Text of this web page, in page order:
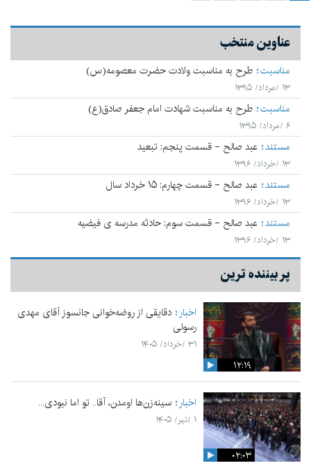
عناوین منتخب
مناسبت طرح به مناسبت ولادت حضرت معصومه(س)
۱۳ /مرداد/ ۱۳۹۵
مناسبت طرح به مناسبت شهادت امام جعفر صادق(ع)
۶ /مرداد/ ۱۳۹۵
مستند عبد صالح - قسمت پنجم: تبعید
۱۳ /خرداد/ ۱۳۹۶
مستند عبد صالح - قسمت چهارم: ۱۵ خرداد سال
۱۳ /خرداد/ ۱۳۹۶
مستند عبد صالح - قسمت سوم: حادثه مدرسه ی فیضیه
۱۳ /خرداد/ ۱۳۹۶
پر بیننده ترین
۱۲:۱۹
اخبار دقایقی از روضه‌خوانی جانسوز آقای مهدی
رسولی
۳۱ /خرداد/ ۱۴۰۵
۰۲:۰۳
اخبار سینه‌زن‌ها اومدن،‌ آقا.. تو اما نبودی...
۱ /تیر/ ۱۴۰۵